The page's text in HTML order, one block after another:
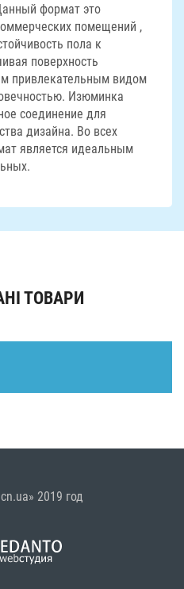
формат это
помещений ,
пола к
поверхность
привлекательным видом
Изюминка
соединение для
дизайна. Во всех
является идеальным
ТОВАРИ
2019 год